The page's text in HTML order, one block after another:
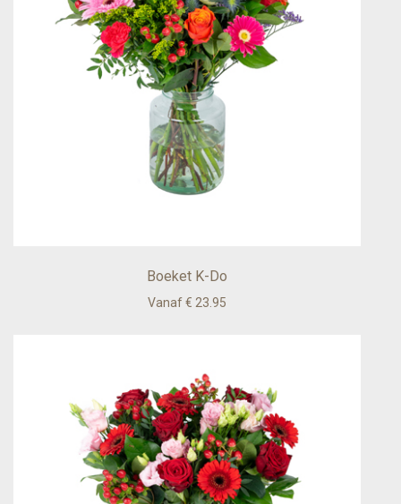
Boeket K-Do
Vanaf € 23.95